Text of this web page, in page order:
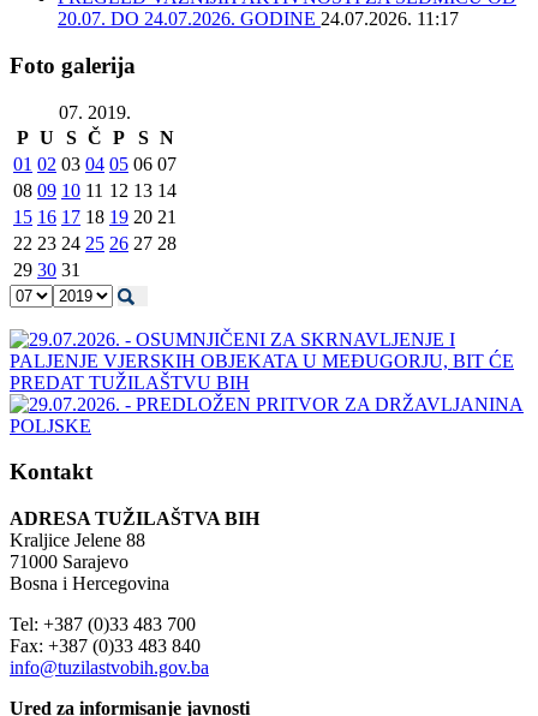
20.07. DO 24.07.2026. GODINE 24.07.2026. 11:17
Foto galerija
07. 2019.
P U S Č P S N
01 02 03 04 05 06 07
08 09 10 11 12 13 14
15 16 17 18 19 20 21
22 23 24 25 26 27 28
29 30 31
Kontakt
ADRESA TUŽILAŠTVA BIH
Kraljice Jelene 88
71000 Sarajevo
Bosna i Hercegovina
Tel: +387 (0)33 483 700
Fax: +387 (0)33 483 840
info@tuzilastvobih.gov.ba
Ured za informisanje javnosti